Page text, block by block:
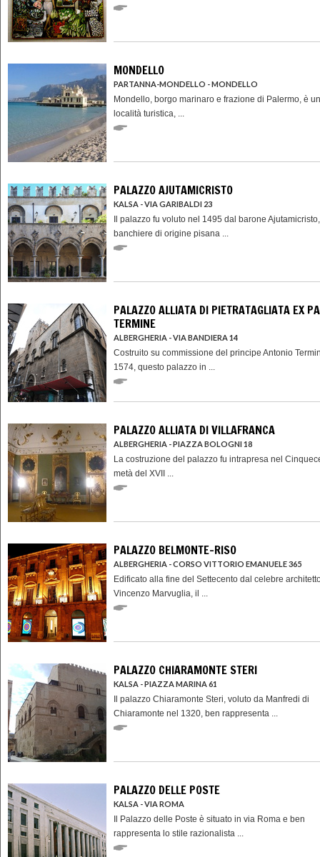
MONDELLO
PARTANNA-MONDELLO - MONDELLO
Mondello, borgo marinaro e frazione di Palermo, è
località turistica, ...
PALAZZO AJUTAMICRISTO
KALSA - VIA GARIBALDI 23
Il palazzo fu voluto nel 1495 dal barone
banchiere di origine pisana ...
PALAZZO ALLIATA DI PIETRATAGLIATA EX
TERMINE
ALBERGHERIA - VIA BANDIERA 14
Costruito su commissione del principe Antonio
1574, questo palazzo in ...
PALAZZO ALLIATA DI VILLAFRANCA
ALBERGHERIA - PIAZZA BOLOGNI 18
La costruzione del palazzo fu intrapresa nel
metà del XVII ...
PALAZZO BELMONTE-RISO
ALBERGHERIA - CORSO VITTORIO EMANUELE 365
Edificato alla fine del Settecento dal celebre
Vincenzo Marvuglia, il ...
PALAZZO CHIARAMONTE STERI
KALSA - PIAZZA MARINA 61
Il palazzo Chiaramonte Steri, voluto da Manfredi di
Chiaramonte nel 1320, ben rappresenta ...
PALAZZO DELLE POSTE
KALSA - VIA ROMA
Il Palazzo delle Poste è situato in via Roma e ben
rappresenta lo stile razionalista ...